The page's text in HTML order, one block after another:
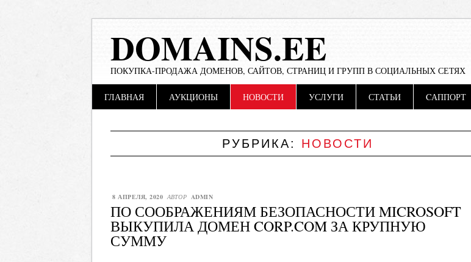
DOMAINS.EE
ПОКУПКА-ПРОДАЖА ДОМЕНОВ, САЙТОВ, СТРАНИЦ И ГРУПП В СОЦИАЛЬНЫХ СЕТЯХ
Main menu
ГЛАВНАЯ АУКЦИОНЫ НОВОСТИ УСЛУГИ СТАТЬИ CАППОРТ
РУБРИКА: НОВОСТИ
8 АПРЕЛЯ, 2020 АВТОР ADMIN
ПО СООБРАЖЕНИЯМ БЕЗОПАСНОСТИ MICROSOFT
ВЫКУПИЛА ДОМЕН CORP.COM ЗА КРУПНУЮ
СУММУ